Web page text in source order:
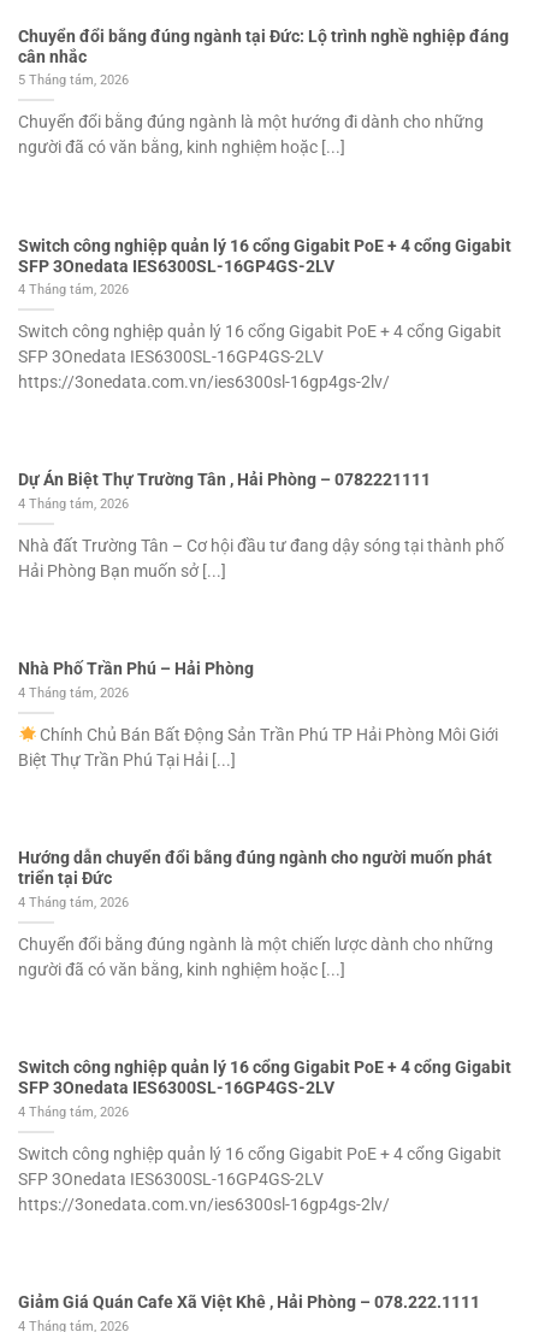
Chuyển đổi bằng đúng ngành tại Đức: Lộ trình nghề nghiệp đáng
cân nhắc
5 Tháng tám, 2026
Chuyển đổi bằng đúng ngành là một hướng đi dành cho những
người đã có văn bằng, kinh nghiệm hoặc [...]
Switch công nghiệp quản lý 16 cổng Gigabit PoE + 4 cổng Gigabit
SFP 3Onedata IES6300SL-16GP4GS-2LV
4 Tháng tám, 2026
Switch công nghiệp quản lý 16 cổng Gigabit PoE + 4 cổng Gigabit
SFP 3Onedata IES6300SL-16GP4GS-2LV
https://3onedata.com.vn/ies6300sl-16gp4gs-2lv/
Dự Án Biệt Thự Trường Tân , Hải Phòng – 0782221111
4 Tháng tám, 2026
Nhà đất Trường Tân – Cơ hội đầu tư đang dậy sóng tại thành phố
Hải Phòng Bạn muốn sở [...]
Nhà Phố Trần Phú – Hải Phòng
4 Tháng tám, 2026
Chính Chủ Bán Bất Động Sản Trần Phú TP Hải Phòng Môi Giới
Biệt Thự Trần Phú Tại Hải [...]
Hướng dẫn chuyển đổi bằng đúng ngành cho người muốn phát
triển tại Đức
4 Tháng tám, 2026
Chuyển đổi bằng đúng ngành là một chiến lược dành cho những
người đã có văn bằng, kinh nghiệm hoặc [...]
Switch công nghiệp quản lý 16 cổng Gigabit PoE + 4 cổng Gigabit
SFP 3Onedata IES6300SL-16GP4GS-2LV
4 Tháng tám, 2026
Switch công nghiệp quản lý 16 cổng Gigabit PoE + 4 cổng Gigabit
SFP 3Onedata IES6300SL-16GP4GS-2LV
https://3onedata.com.vn/ies6300sl-16gp4gs-2lv/
Giảm Giá Quán Cafe Xã Việt Khê , Hải Phòng – 078.222.1111
4 Tháng tám, 2026